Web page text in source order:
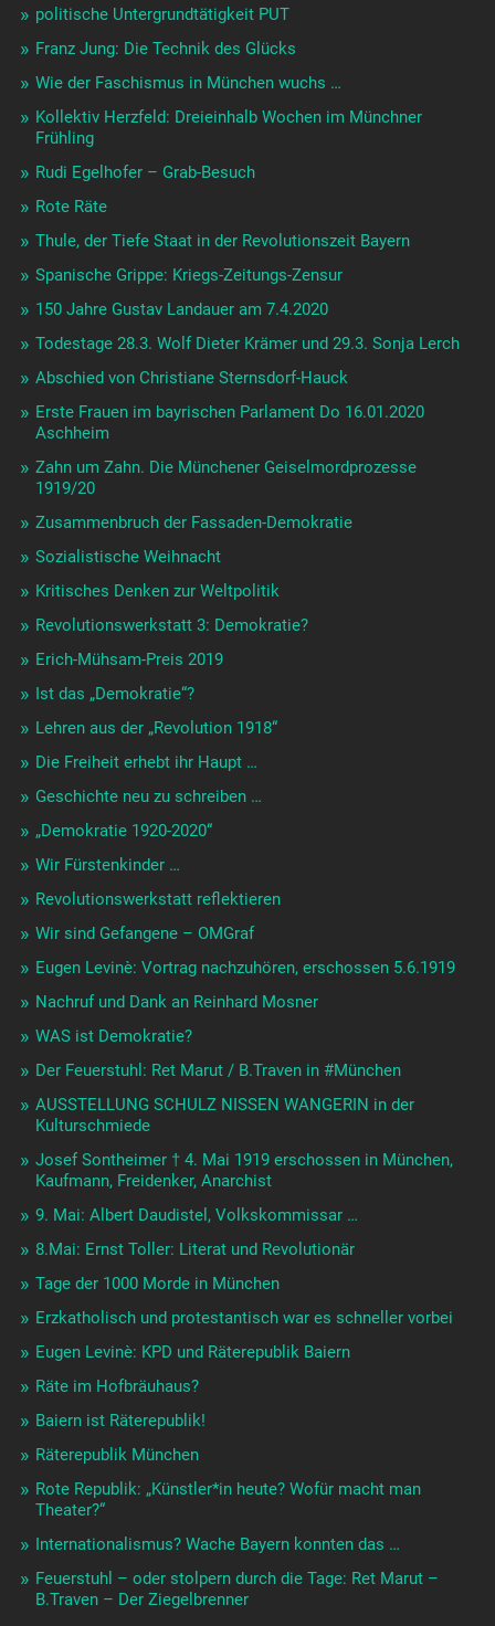
WAS ist Demokratie?
Der Feuerstuhl: Ret Marut / B.Traven in #München
AUSSTELLUNG SCHULZ NISSEN WANGERIN in der
Kulturschmiede
Josef Sontheimer † 4. Mai 1919 erschossen in München,
Kaufmann, Freidenker, Anarchist
9. Mai: Albert Daudistel, Volkskommissar …
8.Mai: Ernst Toller: Literat und Revolutionär
Tage der 1000 Morde in München
Erzkatholisch und protestantisch war es schneller vorbei
Eugen Levinè: KPD und Räterepublik Baiern
Räte im Hofbräuhaus?
Baiern ist Räterepublik!
Räterepublik München
Rote Republik: „Künstler*in heute? Wofür macht man
Theater?“
Internationalismus? Wache Bayern konnten das …
Feuerstuhl – oder stolpern durch die Tage: Ret Marut –
B.Traven – Der Ziegelbrenner
Frauen für Frieden 1919 – 2019 vergebene Liebesmüh?
der Iden des März ist überschritten …
Abschied von Wolf-Dieter Krämer
plenumR: Plenum für die Weiterarbeit
Kurt Eisner und die deutsche Kriegsschuld
#KurtEisner Kondolenzbuch und Video
Faulhaber 21.2.19: Ängstlicher Ohrenzeuge des Mordes an
Verdrängung
Der Weg der USPD zu den Kasernen am 7. Nov. 2018
Revolutionswerkstatt
München Sendlinger Kulturschmiede
Revolutionswerkstatt beginnt
Privi-Legien und Missbrauch
Feinde der Revolution formieren sich: Thule, Stinnes-Legien
Die Reaktion marschiert
Die Revolution wird im Radio gesendet: Mi 7. und 14.Nov ab
21h
Revolution in München. Alltag und Erinnerung ab 5.11. DGB
Haus München
Das Raubtier und der rote Matrose: Lesung auf der „Utting“
4.11.18
Die Dolchstoß-Legende und das Verenden des
Europäischen Krieges